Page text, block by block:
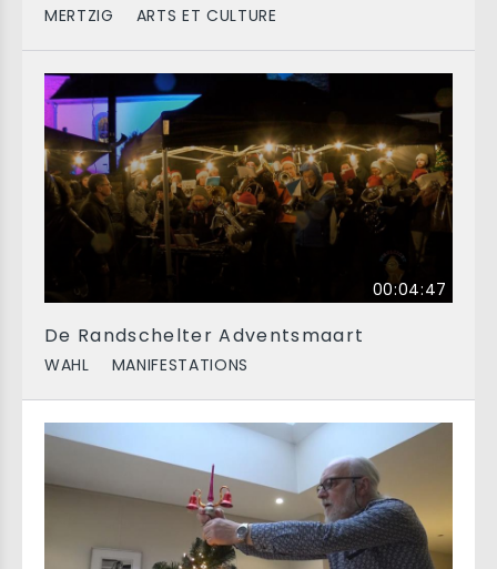
MERTZIG ARTS ET CULTURE
00:04:47
De Randschelter Adventsmaart
WAHL MANIFESTATIONS